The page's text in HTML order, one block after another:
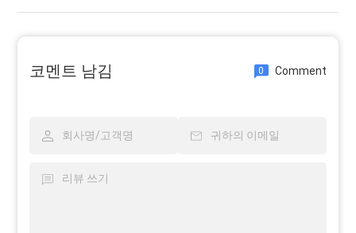
코멘트 남김 0 Comment